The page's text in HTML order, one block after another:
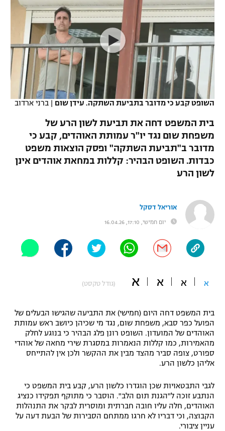
VOD
רץ ברשת
תוצאות
לוח שידורים
ברחבה
"מעל הליגה" – פודקאסט
"מחצית בשכונה" – פודקאסט
תקנון עבור פעילות אלקטרה
תקנון עבור פעילות ספורט 1 – "מרלן"
גיימינג E-Sports
מדיניות פרטיות
נבחרת ישראל
מכבי חיפה
בית"ר ירושלים
מכבי תל אביב
הפועל תל אביב
הפועל חיפה
הפועל באר שבע
בני יהודה
ליגה ספרדית
ליגה איטלקית
ליגה צרפתית
ליגה הולנדית
ליגה טורקית
ליגה סינית
ליגה ברזילאית
כדורסל נשים
מכבי תל אביב
הפועל חולון
הפועל ירושלים
דני אבדיה
יורוליג
יורוקאפ
טניס
כדוריד
כדורעף
שחייה
ג'ודו
אגרוף
ספורט אולימפי
היאבקות WWE
אופניים
פוטבול אמריקאי NFL
בייסבול MLB
ספורט אתגרי ואקסטרים
אומנויות לחימה
גיימינג E-Sports
השופט קבע כי מדובר בתביעת השתקה. עידן שום | ברני ארדוב
בית המשפט דחה את תביעת לשון הרע של
משפחת שום נגד יו"ר עמותת האוהדים, קבע כי
מדובר ב"תביעת השתקה" ופסק הוצאות משפט
כבדות. השופט הבהיר: קללות במחאת אוהדים אינן
לשון הרע
אוריאל דסקל
יום חמישי, 17:10, 16.04.26
א א א א (גודל טקסט)
בית המשפט דחה היום (חמישי) את התביעה שהגישו הבעלים של
הפועל כפר סבא, משפחת שום, נגד מי שכיהן כיושב ראש עמותת
האוהדים של המועדון. השופט רונן פלג הבהיר כי בנוגע לחלק
מהאמירות, כמו קללות הנאמרות במסגרת שירי מחאה של אוהדי
ספורט, צופה סביר מהצד מבין את ההקשר ולכן אין להתייחס
אליהן כלשון הרע.
לגבי התבטאויות שכן הוגדרו כלשון הרע, קבע בית המשפט כי
הנתבע זוכה ל"הגנת תום הלב". הוסבר כי מתוקף תפקידו כנציג
האוהדים, חלה עליו חובה חברתית ומוסרית לבקר את התנהלות
הקבוצה, וכי דבריו לא חרגו ממתחם הסבירות של הבעת דעה על
עניין ציבורי.